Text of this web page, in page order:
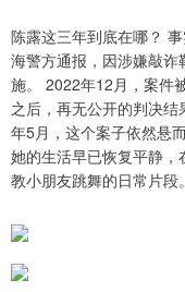
陈露这三年到底在哪？
海警方通报，因涉嫌敲
施。 2022年12月，案件
之后，再无公开的判决
年5月，这个案子依然悬
她的生活早已恢复平静
教小朋友跳舞的日常片段。